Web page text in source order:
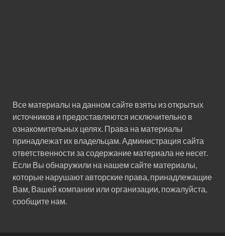
Все материалы на данном сайте взяты из открытых
источников и предоставляются исключительно в
ознакомительных целях. Права на материалы
принадлежат их владельцам. Администрация сайта
ответственности за содержание материала не несет.
Если Вы обнаружили на нашем сайте материалы,
которые нарушают авторские права, принадлежащие
Вам, Вашей компании или организации, пожалуйста,
сообщите нам.